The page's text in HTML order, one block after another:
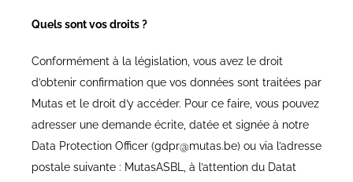
Quels sont vos droits ?
Conformément à la législation, vous avez le droit
d’obtenir confirmation que vos données sont traitées par
Mutas et le droit d’y accéder. Pour ce faire, vous pouvez
adresser une demande écrite, datée et signée à notre
Data Protection Officer (gdpr@mutas.be) ou via l’adresse
postale suivante : MutasASBL, à l’attention du Datat